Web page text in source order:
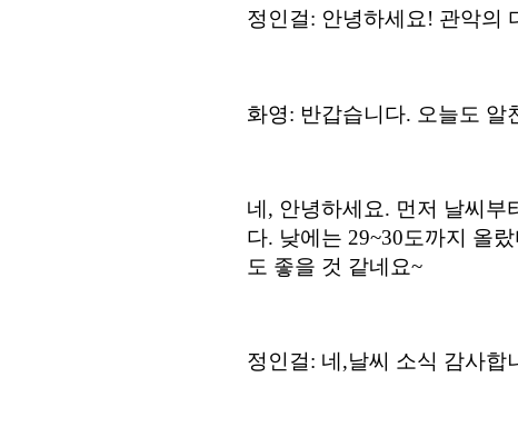
정인걸: 안녕하세요! 관악의
화영: 반갑습니다. 오늘도 알
네 , 안녕하세요. 먼저 날씨부
다. 낮에는 29~30도까지 올
도 좋을 것 같네요~
정인걸: 네 ,날씨 소식 감사합